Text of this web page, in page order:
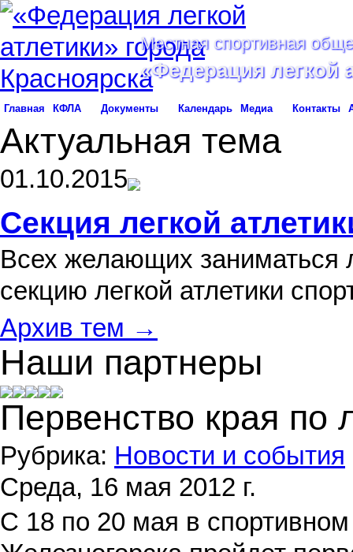
Местная спортивная
«Федерация легкой
Главная КФЛА Документы Календарь Медиа Контакты
Актуальная тема
01.10.2015
Секция легкой
Всех желающих заниматься
секцию легкой атлетики
Архив тем →
Наши партнеры
Первенство края по
Рубрика: Новости и события
Среда, 16 мая 2012 г.
C 18 по 20 мая в